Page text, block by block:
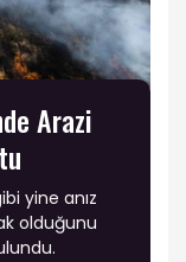
Arazi
yine anız
olduğunu